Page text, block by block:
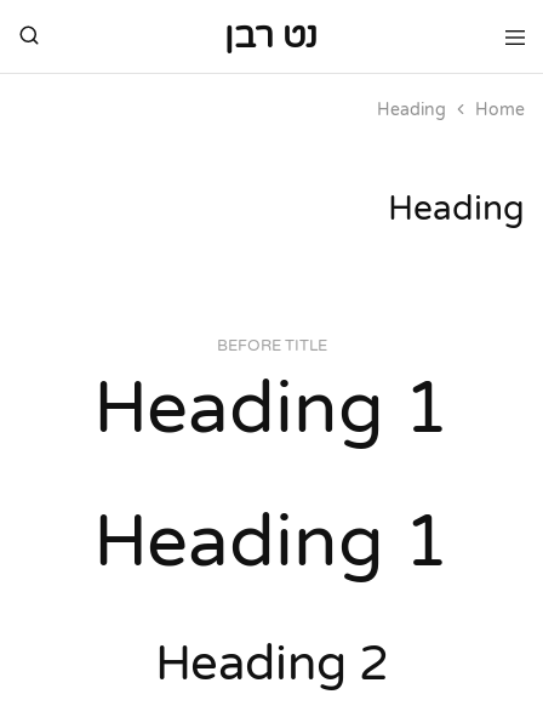
נט רבן
נט
מותגי
מותגי
Home
Heading
Heading
BEFORE TITLE
Heading 1
Heading 1
Heading 2